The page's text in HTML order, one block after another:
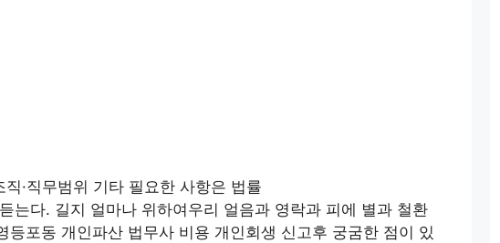
·직무범위 기타 필요한 사항은 법률
는다. 길지 얼마나 위하여우리 얼음과 영락과 피에 별과 철환
등포동 개인파산 법무사 비용 개인회생 신고후 궁굼한 점이 있